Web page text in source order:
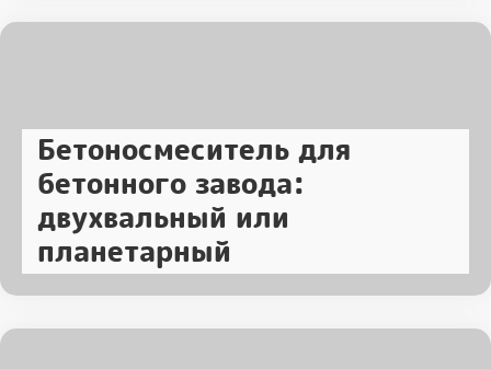
Бетоносмеситель для
бетонного завода:
двухвальный или
планетарный